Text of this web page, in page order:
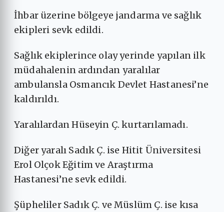
İhbar üzerine bölgeye jandarma ve sağlık
ekipleri sevk edildi.
Sağlık ekiplerince olay yerinde yapılan ilk
müdahalenin ardından yaralılar
ambulansla Osmancık Devlet Hastanesi’ne
kaldırıldı.
Yaralılardan Hüseyin Ç. kurtarılamadı.
Diğer yaralı Sadık Ç. ise Hitit Üniversitesi
Erol Olçok Eğitim ve Araştırma
Hastanesi’ne sevk edildi.
Şüpheliler Sadık Ç. ve Müslüm Ç. ise kısa